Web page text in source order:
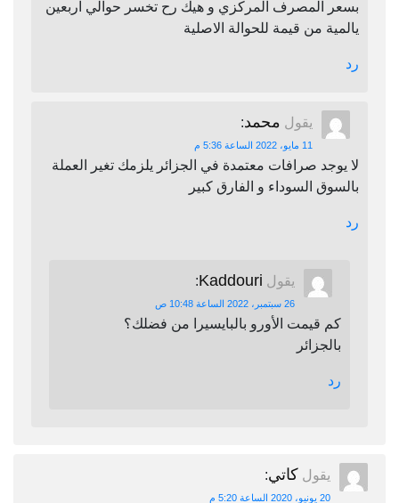
بسعر المصرف المركزي و هيك رح تخسر حوالي اربعين
يالمية من قيمة للحوالة الاصلية
رد
يقول محمد:
11 مايو، 2022 الساعة 5:36 م
لا يوجد صرافات معتمدة في الجزائر يلزمك تغير العملة
بالسوق السوداء و الفارق كبير
رد
يقول Kaddouri
:
26 سبتمبر، 2022 الساعة 10:48 ص
كم قيمت الأورو بالبايسيرا من فضلك؟
بالجزائر
رد
يقول كاتي:
20 يونيو، 2020 الساعة 5:20 م